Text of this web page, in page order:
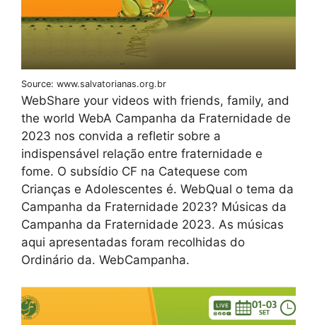
Source: www.salvatorianas.org.br
WebShare your videos with friends, family, and
the world WebA Campanha da Fraternidade de
2023 nos convida a refletir sobre a
indispensável relação entre fraternidade e
fome. O subsídio CF na Catequese com
Crianças e Adolescentes é. WebQual o tema da
Campanha da Fraternidade 2023? Músicas da
Campanha da Fraternidade 2023. As músicas
aqui apresentadas foram recolhidas do
Ordinário da. WebCampanha.